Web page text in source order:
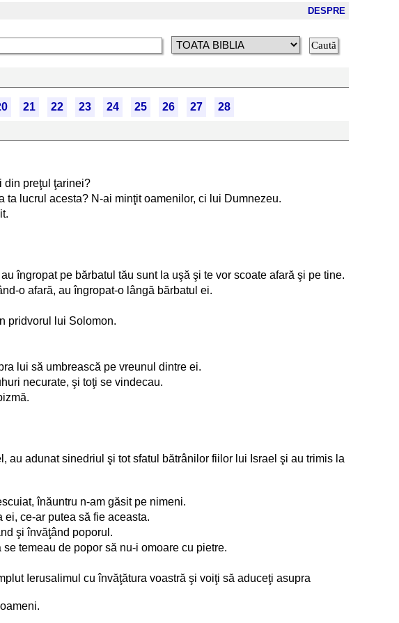
DESPRE
21 22 23 24 25 26 27
28
din preţul ţarinei?
lucrul acesta? N-ai minţit oamenilor, ci lui Dumnezeu.
îngropat pe bărbatul tău sunt la uşă şi te vor scoate afară şi pe tine.
o afară, au îngropat-o lângă bărbatul ei.
pridvorul lui Solomon.
lui să umbrească pe vreunul dintre ei.
necurate, şi toţi se vindecau.
adunat sinedriul şi tot sfatul bătrânilor fiilor lui Israel şi au trimis la
înăuntru n-am găsit pe nimeni.
ce-ar putea să fie aceasta.
şi învăţând poporul.
temeau de popor să nu-i omoare cu pietre.
Ierusalimul cu învăţătura voastră şi voiţi să aduceţi asupra